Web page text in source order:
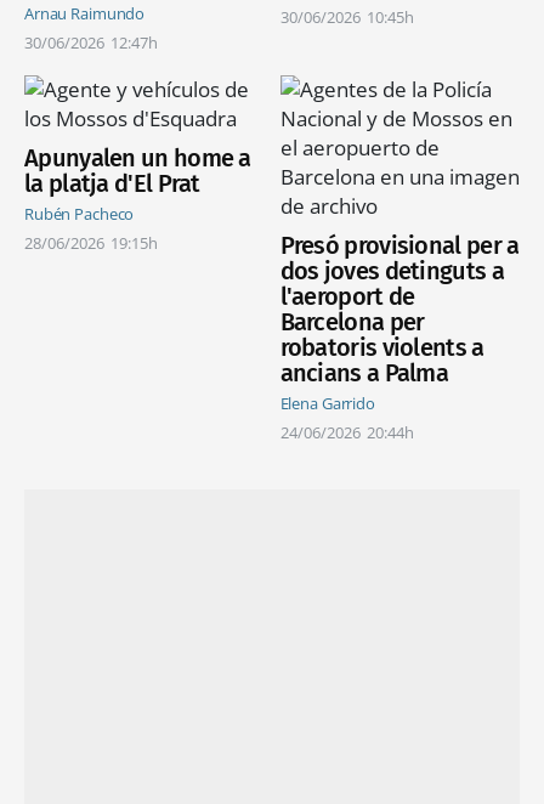
Arnau Raimundo
30/06/2026 12:47h
30/06/2026 10:45h
Apunyalen un home a
la platja d'El Prat
Rubén Pacheco
28/06/2026 19:15h
Presó provisional per a
dos joves detinguts a
l'aeroport de
Barcelona per
robatoris violents a
ancians a Palma
Elena Garrido
24/06/2026 20:44h